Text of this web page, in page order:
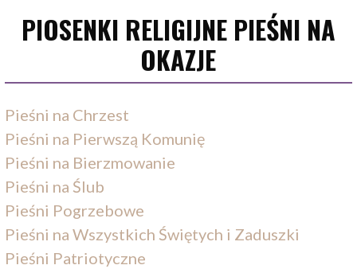
PIOSENKI RELIGIJNE PIEŚNI NA
OKAZJE
Pieśni na Chrzest
Pieśni na Pierwszą Komunię
Pieśni na Bierzmowanie
Pieśni na Ślub
Pieśni Pogrzebowe
Pieśni na Wszystkich Świętych i Zaduszki
Pieśni Patriotyczne